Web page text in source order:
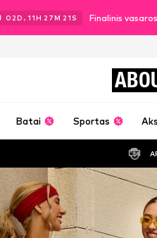
02D. 11H 27M 18 S Finalinis
Batai Sportas